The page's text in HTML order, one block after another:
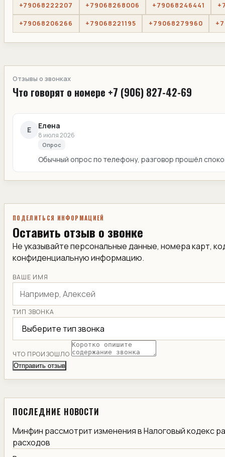
+79068222207 +79068268006 +79068246441
+79068206266 +79068221195 +79068279960
Отзывы о звонках
Что говорят о номере +7 (906) 827-42-69
Е Елена
8 июля 2026
Опрос
Обычный опрос по телефону, разговор прошёл
ПОДЕЛИТЬСЯ ИНФОРМАЦИЕЙ
Оставить отзыв о звонке
Не указывайте персональные данные, номера карт,
конфиденциальную информацию.
ВАШЕ ИМЯ
ТИП ЗВОНКА
ЧТО ПРОИЗОШЛО
Отправить отзыв
ПОСЛЕДНИЕ НОВОСТИ
Минфин рассмотрит изменения в Налоговый кодекс
расходов